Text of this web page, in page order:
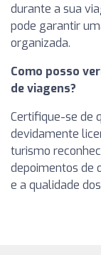
durante a sua
pode garantir
organizada.
Como posso
de viagens?
Certifique-se de
devidamente
turismo
depoimentos de
e a qualidade